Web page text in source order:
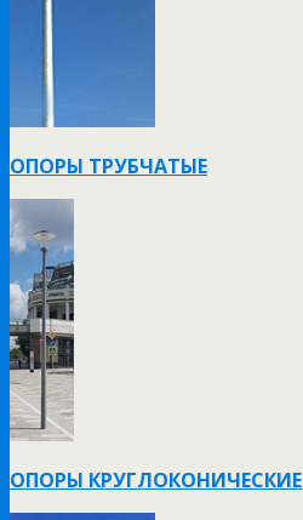
ОПОРЫ ТРУБЧАТЫЕ
ОПОРЫ КРУГЛОКОНИЧЕСКИЕ